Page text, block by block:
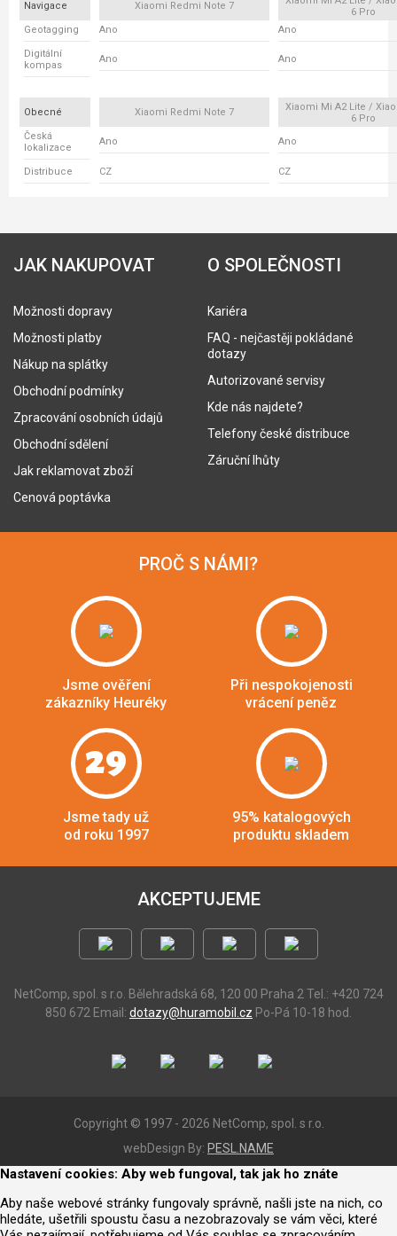
Navigace Xiaomi Redmi Note 7
6 Pro
Geotagging
Ano Ano
Digitální
kompas
Ano Ano
Obecné Xiaomi Redmi Note 7
Xiaomi Mi A2 Lite /
6 Pro
Česká
lokalizace
Ano Ano
Distribuce CZ CZ
JAK NAKUPOVAT
Možnosti dopravy
Možnosti platby
Nákup na splátky
Obchodní podmínky
Zpracování osobních údajů
Obchodní sdělení
Jak reklamovat zboží
Cenová poptávka
O SPOLEČNOSTI
Kariéra
FAQ - nejčastěji pokládané
dotazy
Autorizované servisy
Kde nás najdete?
Telefony české distribuce
Záruční lhůty
PROČ S NÁMI?
Jsme ověření
zákazníky Heuréky
Při nespokojenosti
vrácení peněz
29
Jsme tady už
od roku 1997
95% katalogových
produktu skladem
AKCEPTUJEME
NetComp, spol. s r.o. Bělehradská 68, 120 00 Praha 2 Tel.: +420 724
850 672 Email: dotazy@huramobil.cz Po-Pá 10-18 hod.
Copyright © 1997 - 2026 NetComp, spol. s r.o.
webDesign By: PESL.NAME
Nastavení cookies: Aby web fungoval, tak jak ho znáte
Aby naše webové stránky fungovaly správně, našli jste na nich, co
hledáte, ušetřili spoustu času a nezobrazovaly se vám věci, které